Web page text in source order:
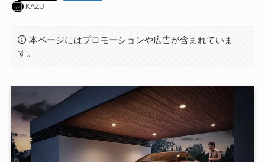
KAZU
本ページにはプロモーションや広告が含まれていま
す。